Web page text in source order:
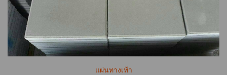
แผ่นทางเท้า